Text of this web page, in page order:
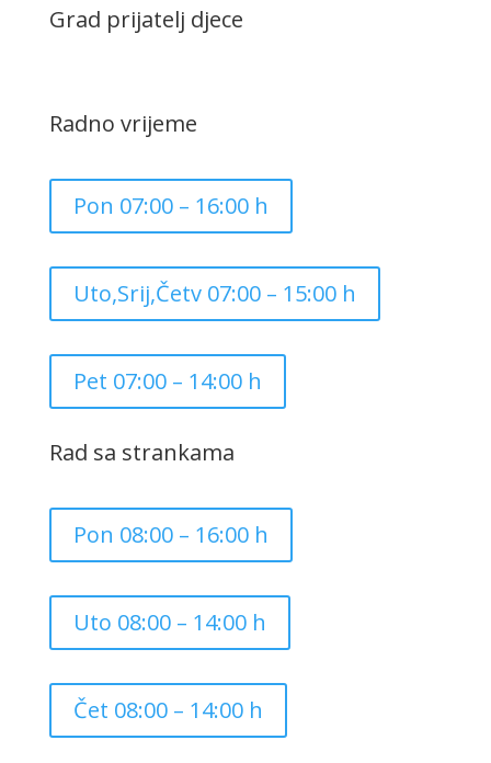
Grad prijatelj djece
Radno vrijeme
Pon 07:00 – 16:00 h
Uto,Srij,Četv 07:00 – 15:00 h
Pet 07:00 – 14:00 h
Rad sa strankama
Pon 08:00 – 16:00 h
Uto 08:00 – 14:00 h
Čet 08:00 – 14:00 h